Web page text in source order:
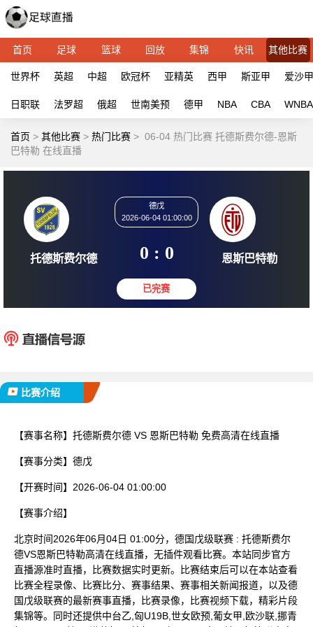
首页 足球 篮球 回放 集锦 快讯 其他比赛
世界杯 英超 中超 欧冠杯 亚精英 西甲 斯亚甲 爱沙甲
日职联 法罗超 俄超 世南美预 德甲 NBA CBA WNBA
首页 > 其他比赛 > 热门比赛 > 06-04 热门比赛 托德斯费尔德-恩斯
巴特勒 在线直播
2026-06-04 01:00:00
0 : 0
比赛介绍
【赛事名称】 托德斯费尔德 VS 恩斯巴特勒 免费高清在线直播
【赛事分类】 德戊
【开赛时间】 2026-06-04 01:00:00
【赛事介绍】
北京时间2026年06月04日 01:00分，德国戊级联赛 : 托德斯费尔
德VS恩斯巴特勒高清在线直播，无插件观看比赛。本站同步官方
直播源准时直播，比赛数据实时更新。比赛结束后可以在本站查看
比赛全程录像、比赛比分、赛事结果、赛事相关新闻报道，以及德
国戊级联赛的最新赛事直播，比赛录像，比赛视频下载，精彩片段
集锦等。同时还提供中台乙,匈U19B,世女欧预,葡女甲,欧沙联,挪青